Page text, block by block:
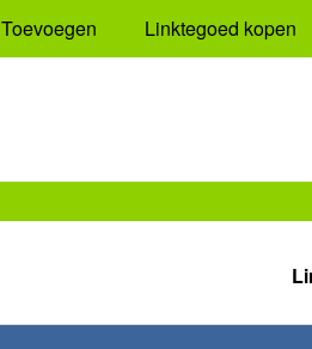
Toevoegen Linktegoed kopen